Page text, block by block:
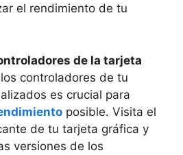
el rendimiento de tu
de la tarjeta
controladores de tu
es crucial para
posible. Visita el
de tu tarjeta gráfica y
versiones de los